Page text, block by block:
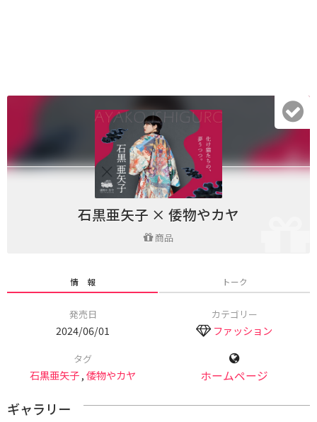
石黒亜矢子 × 倭物やカヤ
商品
情 報 トーク
発売日
2024/06/01
カテゴリー
ファッション
タグ
石黒亜矢子,倭物やカヤ ホームページ
ギャラリー